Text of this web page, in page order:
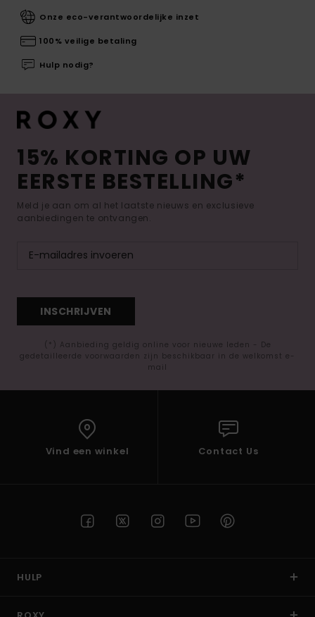
Onze eco-verantwoordelijke inzet
100% veilige betaling
Hulp nodig?
15% KORTING OP UW
EERSTE BESTELLING*
Meld je aan om al het laatste nieuws en exclusieve
aanbiedingen te ontvangen.
INSCHRIJVEN
(*) Aanbieding geldig online voor nieuwe leden - De
gedetailleerde voorwaarden zijn beschikbaar in de welkomst e-
mail
Vind een winkel Contact Us
HULP